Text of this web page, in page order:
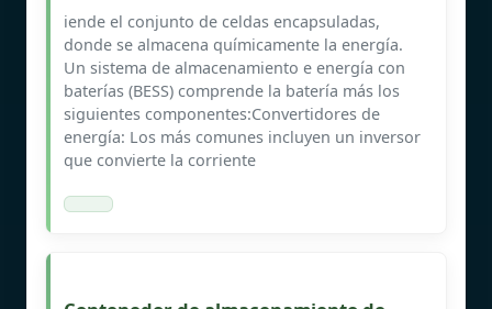
iende el conjunto de celdas encapsuladas,
donde se almacena químicamente la energía.
Un sistema de almacenamiento e energía con
baterías (BESS) comprende la batería más los
siguientes componentes:Convertidores de
energía: Los más comunes incluyen un inversor
que convierte la corriente